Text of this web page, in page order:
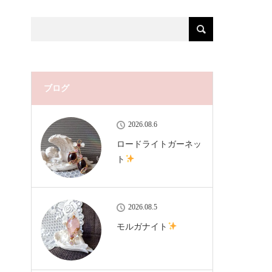
ブログ
2026.08.6
ロードライトガーネッ
ト
2026.08.5
モルガナイト